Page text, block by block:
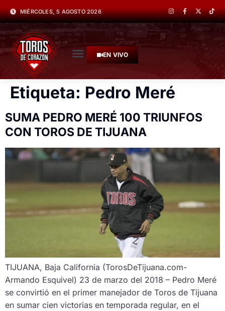
MIÉRCOLES, 5 AGOSTO 2026
EN VIVO
Etiqueta: Pedro Meré
SUMA PEDRO MERÉ 100 TRIUNFOS
CON TOROS DE TIJUANA
TIJUANA, Baja California (TorosDeTijuana.com-
Armando Esquivel) 23 de marzo del 2018 – Pedro Meré
se convirtió en el primer manejador de Toros de Tijuana
en sumar cien victorias en temporada regular, en el